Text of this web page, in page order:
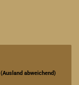
(Ausland abweichend)